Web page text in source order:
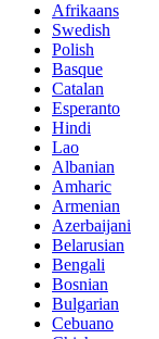
Afrikaans
Swedish
Polish
Basque
Catalan
Esperanto
Hindi
Lao
Albanian
Amharic
Armenian
Azerbaijani
Belarusian
Bengali
Bosnian
Bulgarian
Cebuano